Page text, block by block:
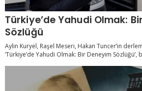
Türkiye’de Yahudi Olmak: Bir Deneyim
Sözlüğü
Aylin Kuryel, Raşel Meseri, Hakan Tuncer’in
‘Türkiye’de Yahudi Olmak: Bir Deneyim Sözlüğü’,